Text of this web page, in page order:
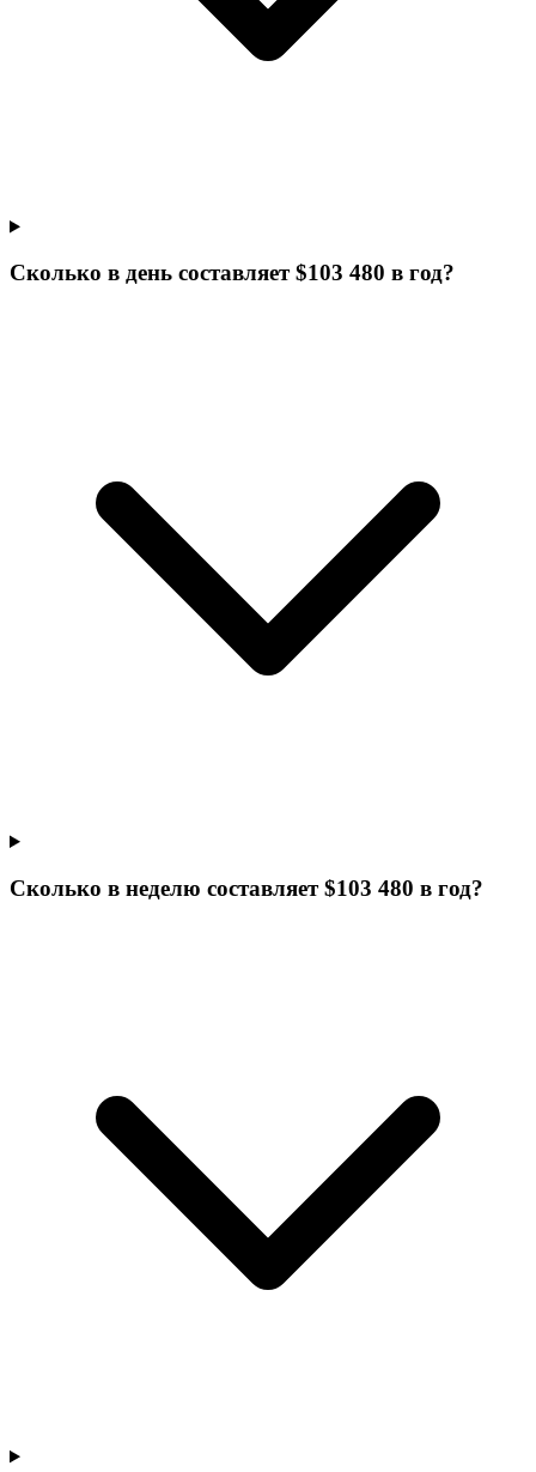
Сколько в день составляет $103 480 в год?
Сколько в неделю составляет $103 480 в год?